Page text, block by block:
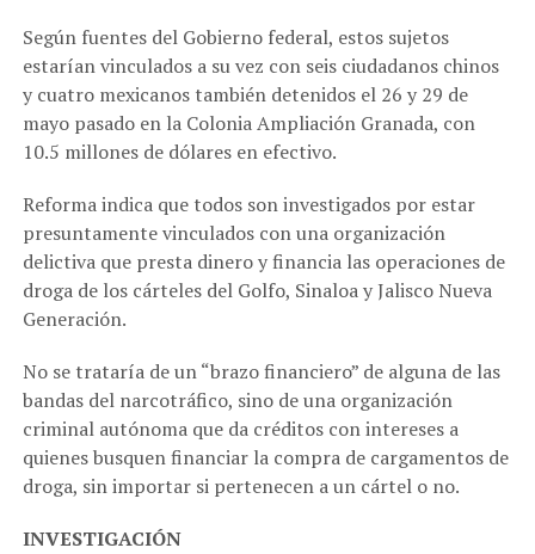
Según fuentes del Gobierno federal, estos sujetos
estarían vinculados a su vez con seis ciudadanos chinos
y cuatro mexicanos también detenidos el 26 y 29 de
mayo pasado en la Colonia Ampliación Granada, con
10.5 millones de dólares en efectivo.
Reforma indica que todos son investigados por estar
presuntamente vinculados con una organización
delictiva que presta dinero y financia las operaciones de
droga de los cárteles del Golfo, Sinaloa y Jalisco Nueva
Generación.
No se trataría de un “brazo financiero” de alguna de las
bandas del narcotráfico, sino de una organización
criminal autónoma que da créditos con intereses a
quienes busquen financiar la compra de cargamentos de
droga, sin importar si pertenecen a un cártel o no.
INVESTIGACIÓN